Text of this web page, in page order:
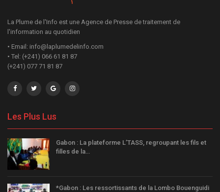
La Plume de l'Info est une Agence de Presse de traitement de
l'information au quotidien
• Email: info@laplumedelinfo.com
• Tel: (+241) 066 61 81 87
(+241) 077 71 81 87
Les Plus Lus
Gabon : La plateforme L’TASS, regroupant les fils et
filles de la…
*Gabon : Les ressortissants de la Lombo Bouenguidi